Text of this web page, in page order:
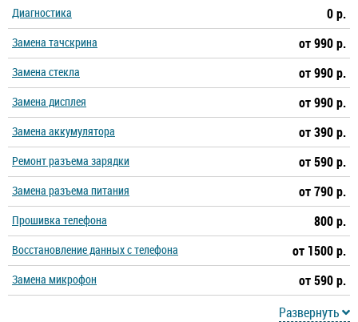
Диагностика
0 р.
Замена тачскрина от 990 р.
Замена стекла от 990 р.
Замена дисплея от 990 р.
Замена аккумулятора от 390 р.
Ремонт разъема зарядки от 590 р.
Замена разъема питания от 790 р.
Прошивка телефона 800 р.
Восстановление данных с телефона от 1500 р.
Замена микрофон
от 590 р.
Развернуть